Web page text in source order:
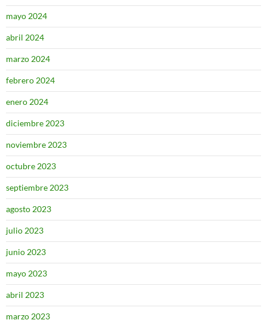
mayo 2024
abril 2024
marzo 2024
febrero 2024
enero 2024
diciembre 2023
noviembre 2023
octubre 2023
septiembre 2023
agosto 2023
julio 2023
junio 2023
mayo 2023
abril 2023
marzo 2023